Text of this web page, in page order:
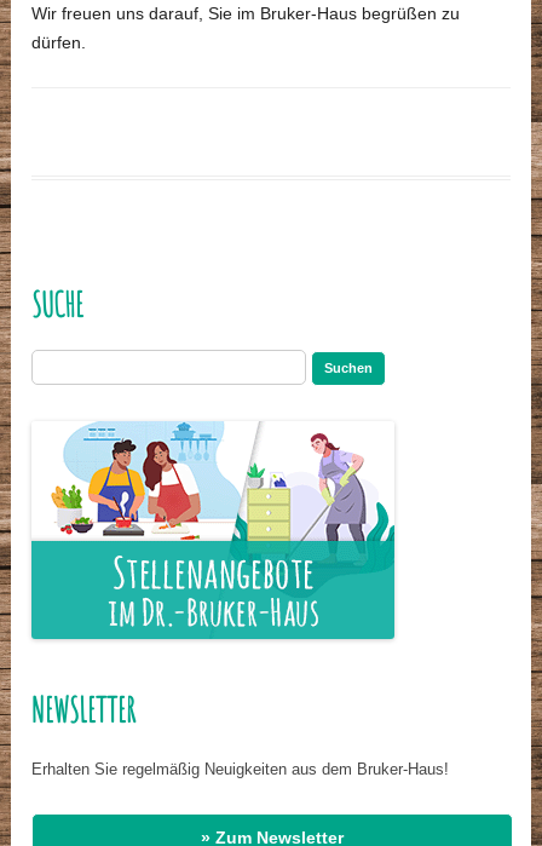
Wir freuen uns darauf, Sie im Bruker-Haus begrüßen zu
dürfen.
SUCHE
NEWSLETTER
Erhalten Sie regelmäßig Neuigkeiten aus dem Bruker-Haus!
» Zum Newsletter